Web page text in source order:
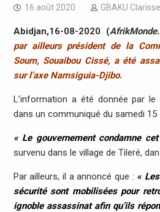
16 août 2020 GBAKU Clarisse
Abidjan,16-08-2020 (
par ailleurs président de la
Soum, Souaibou Cissé, a été
sur l’axe Namsiguia-Djibo.
L’information a été donnée par le
dans un communiqué du samedi 15
« Le gouvernement condamne
survenu dans le village de Tileré,
Par ailleurs, il a annoncé que : «
sécurité sont mobilisées pour
ignoble assassinat afin qu’ils